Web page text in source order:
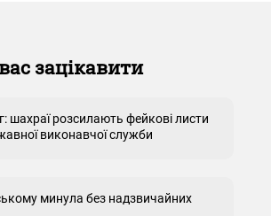
зацікавити
шахраї розсилають фейкові листи
виконавчої служби
минула без надзвичайних